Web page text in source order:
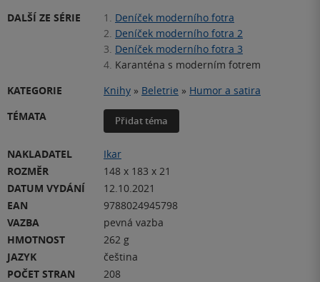
DALŠÍ ZE SÉRIE
1. Deníček moderního fotra
2. Deníček moderního fotra 2
3. Deníček moderního fotra 3
4. Karanténa s moderním fotrem
KATEGORIE
Knihy » Beletrie » Humor a satira
TÉMATA
Přidat téma
NAKLADATEL
Ikar
ROZMĚR
148 x 183 x 21
DATUM VYDÁNÍ
12.10.2021
EAN
9788024945798
VAZBA
pevná vazba
HMOTNOST
262 g
JAZYK
čeština
POČET STRAN
208